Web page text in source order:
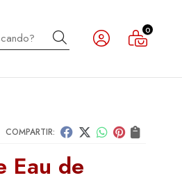
NOVEDADES OUTLET
Buscar 0
COMPARTIR:
Eau de